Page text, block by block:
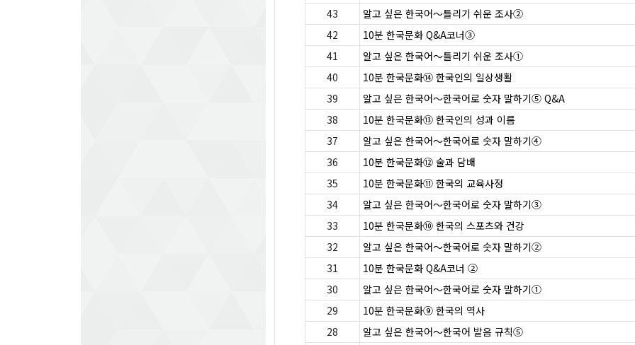
43
알고 싶은 한국어〜틀리기 쉬운 조사②
42
10분 한국문화 Q&A코너③
41
알고 싶은 한국어〜틀리기 쉬운 조사①
40
10분 한국문화⑭ 한국인의 일상생활
39
알고 싶은 한국어〜한국어로 숫자 말하기⑤ Q&A
38
10분 한국문화⑬ 한국인의 성과 이름
37
알고 싶은 한국어〜한국어로 숫자 말하기④
36
10분 한국문화⑫ 술과 담배
35
10분 한국문화⑪ 한국의 교육사정
34
알고 싶은 한국어〜한국어로 숫자 말하기③
33
10분 한국문화⑩ 한국의 스포츠와 건강
32
알고 싶은 한국어〜한국어로 숫자 말하기②
31
10분 한국문화 Q&A코너 ②
30
알고 싶은 한국어〜한국어로 숫자 말하기①
29
10분 한국문화⑨ 한국의 역사
28
알고 싶은 한국어〜한국어 발음 규칙⑤